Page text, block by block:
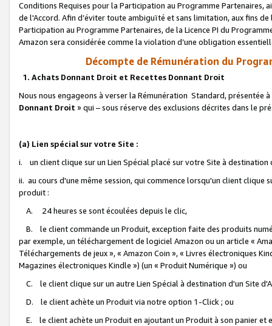
Conditions Requises pour la Participation au Programme Partenaires,
de l'Accord. Afin d’éviter toute ambiguïté et sans limitation, aux fins
Participation au Programme Partenaires, de la Licence PI du
Amazon sera considérée comme la violation d’une obligation
Décompte de Rémunération du
1. Achats Donnant Droit et Recettes Donnant Droit
Nous nous engageons à verser la Rémunération Standard, présentée
Donnant Droit » qui – sous réserve des exclusions décrites dans le
(a) Lien spécial sur votre Site :
i. un client clique sur un Lien Spécial placé sur votre Site à destination
ii. au cours d'une même session, qui commence lorsqu'un client
produit :
A. 24 heures se sont écoulées depuis le clic,
B. le client commande un Produit, exception faite des produits
par exemple, un téléchargement de logiciel Amazon ou un article «
Téléchargements de jeux », « Amazon Coin », « Livres électroniques
Magazines électroniques Kindle ») (un « Produit Numérique ») ou
C. le client clique sur un autre Lien Spécial à destination d'un Site
D. le client achète un Produit via notre option 1-Click ; ou
E. le client achète un Produit en ajoutant un Produit à son panier et